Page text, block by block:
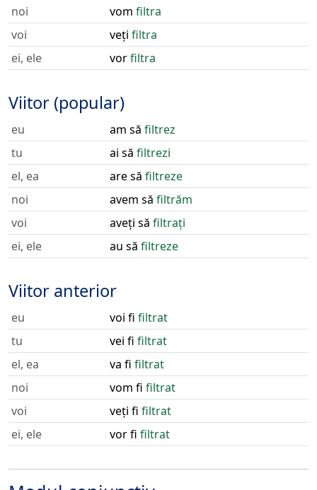
noi
vom filtra
voi
veți filtra
ei, ele
vorfiltra
Viitor (popular)
eu am să filtrez
tu
ai să filtrezi
el, ea
are să filtreze
noi
avem să filtrăm
voi
aveți să filtrați
ei, ele
au să filtreze
Viitor anterior
eu voi fi filtrat
tu
vei fi filtrat
el, ea
va fi filtrat
noi
vom fi filtrat
voi
veți fi filtrat
ei, ele
vor fi filtrat